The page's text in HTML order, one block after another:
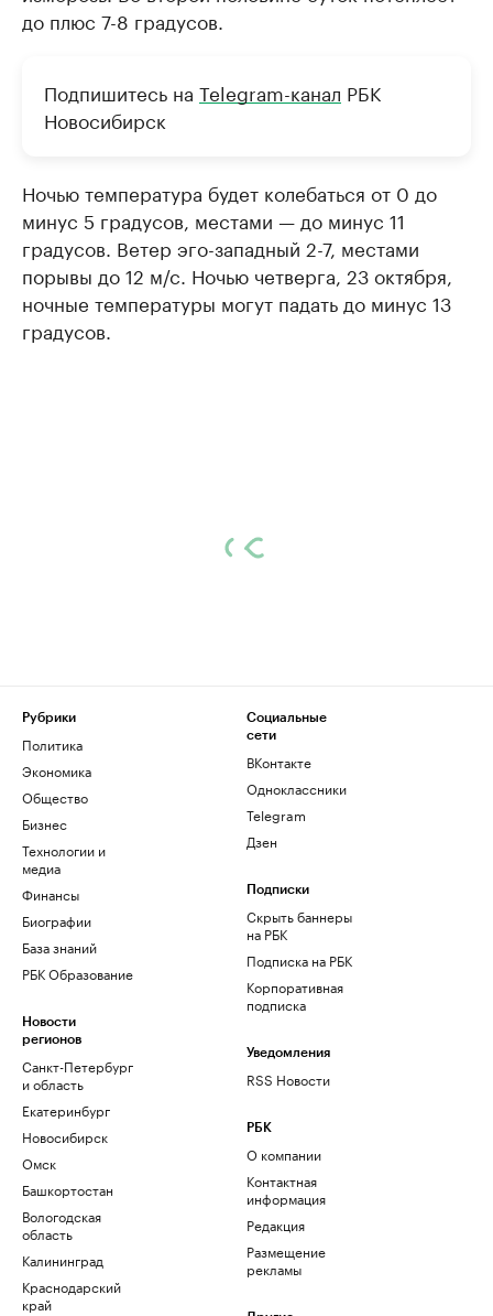
до плюс 7-8 градусов.
Подпишитесь на Telegram-канал РБК
Новосибирск
Ночью температура будет колебаться от 0 до
минус 5 градусов, местами — до минус 11
градусов. Ветер эго-западный 2-7, местами
порывы до 12 м/с. Ночью четверга, 23 октября,
ночные температуры могут падать до минус 13
градусов.
Рубрики
Политика
Экономика
Общество
Бизнес
Технологии и
медиа
Финансы
Биографии
База знаний
РБК Образование
Новости
регионов
Санкт-Петербург
и область
Екатеринбург
Новосибирск
Омск
Башкортостан
Вологодская
область
Калининград
Краснодарский
край
Социальные
сети
ВКонтакте
Одноклассники
Telegram
Дзен
Подписки
Скрыть баннеры
на РБК
Подписка на РБК
Корпоративная
подписка
Уведомления
RSS Новости
РБК
О компании
Контактная
информация
Редакция
Размещение
рекламы